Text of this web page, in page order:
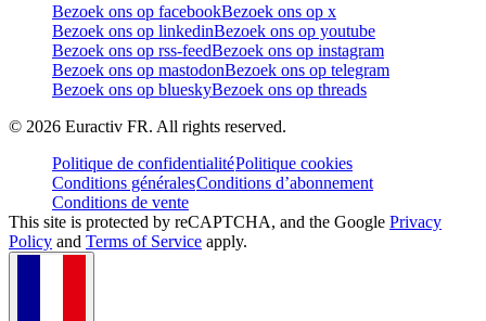
Bezoek ons op facebookBezoek ons op x
Bezoek ons op linkedinBezoek ons op youtube
Bezoek ons op rss-feedBezoek ons op instagram
Bezoek ons op mastodonBezoek ons op telegram
Bezoek ons op blueskyBezoek ons op threads
© 2026 Euractiv FR. All rights reserved.
Politique de confidentialitéPolitique cookies
Conditions généralesConditions d’abonnement
Conditions de vente
This site is protected by reCAPTCHA, and the Google Privacy
Policy and Terms of Service apply.